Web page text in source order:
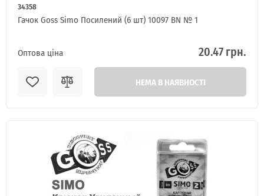
34358
Гачок Goss Simo Посилений (6 шт) 10097 BN № 1
Оптова ціна 20.47 грн.
НЕМА В НАЯВНОСТІ